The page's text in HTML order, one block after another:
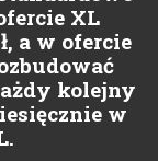
XL
a w ofercie
kolejny
w